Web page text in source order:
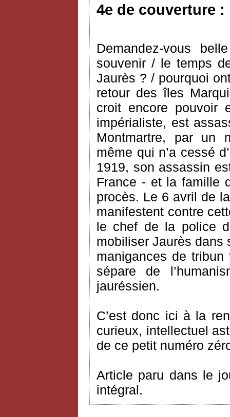
4e de couverture :
Demandez-vous
souvenir / le temps
Jaurès ? / pourquoi
retour des îles
croit encore pouvoir
impérialiste, est
Montmartre, par un
même qui n’a cessé
1919, son assassin
France - et la famille
procès. Le 6 avril de
manifestent contre
le chef de la police
mobiliser Jaurès dans
manigances de
sépare de
jauréssien.
C’est donc ici à la
curieux, intellectuel
de ce petit numéro
Article paru dans le
intégral.